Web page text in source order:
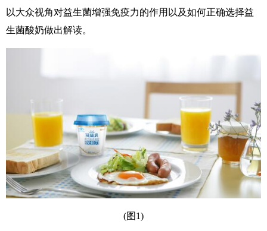
以大众视角对益生菌增强免疫力的作用以及如何正确选择益
生菌酸奶做出解读。
(图1)